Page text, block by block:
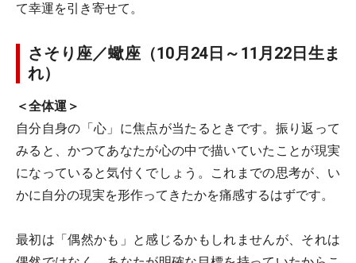
て幸運を引き寄せて。
さそり座／蠍座（10月24日～11月22日生ま
れ）
＜全体運＞
自分自身の「心」に焦点が当たるときです。振り返って
みると、かつてあなたが心の中で描いていたことが現実
になっていると気付くでしょう。これまでの思考が、い
かに自分の現実を形作ってきたかを痛感するはずです。
最初は「偶然かも」と感じるかもしれませんが、それは